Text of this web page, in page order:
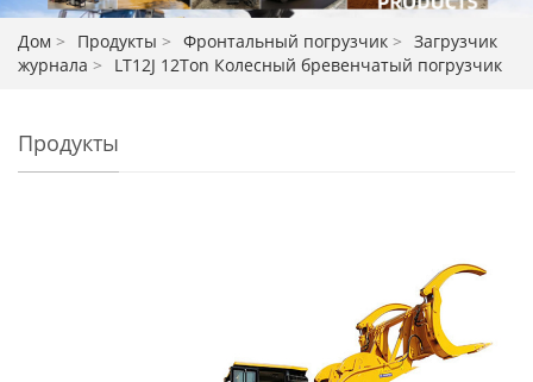
Дом > Продукты > Фронтальный погрузчик > Загрузчик
журнала > LT12J 12Ton Колесный бревенчатый погрузчик
Продукты